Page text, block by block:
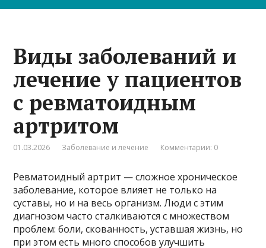
Виды заболеваний и
лечение у пациентов
с ревматоидным
артритом
01.03.2026 Заболевание и лечение Комментарии: 0
Ревматоидный артрит — сложное хроническое
заболевание, которое влияет не только на
суставы, но и на весь организм. Люди с этим
диагнозом часто сталкиваются с множеством
проблем: боли, скованность, уставшая жизнь, но
при этом есть много способов улучшить